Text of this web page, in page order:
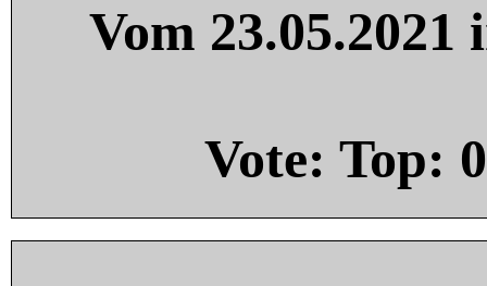
Vom
Vote: Top: 0